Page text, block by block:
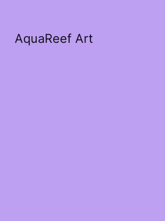
AquaReef Art